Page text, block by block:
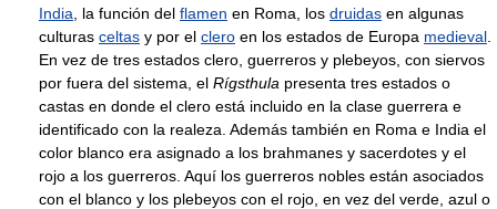
India , la función del flamen en Roma, los druidas en algunas
culturas celtas y por el clero en los estados de Europa medieval
En vez de tres estados clero, guerreros y plebeyos, con siervos
por fuera del sistema, el Rígsthula presenta tres estados o
castas en donde el clero está incluido en la clase guerrera e
identificado con la realeza. Además también en Roma e India el
color blanco era asignado a los brahmanes y sacerdotes y el
rojo a los guerreros. Aquí los guerreros nobles están asociados
con el blanco y los plebeyos con el rojo, en vez del verde, azul o